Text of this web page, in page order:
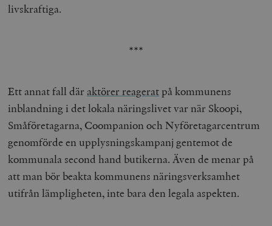
livskraftiga.
***
Ett annat fall där aktörer reagerat på kommunens
inblandning i det lokala näringslivet var när Skoopi,
Småföretagarna, Coompanion och Nyföretagarcentrum
genomförde en upplysningskampanj gentemot de
kommunala second hand butikerna. Även de menar på
att man bör beakta kommunens näringsverksamhet
utifrån lämpligheten, inte bara den legala aspekten.